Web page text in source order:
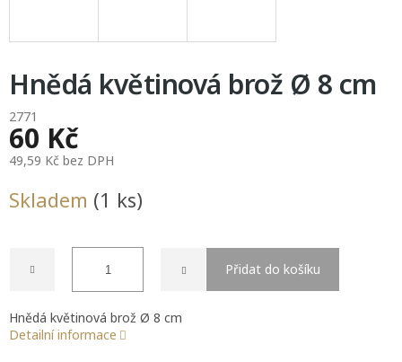
Hnědá květinová brož Ø 8 cm
2771
60 Kč
49,59 Kč bez DPH
cena:
Skladem (1 ks)
Přidat do košíku
Hnědá květinová brož Ø 8 cm
Detailní informace